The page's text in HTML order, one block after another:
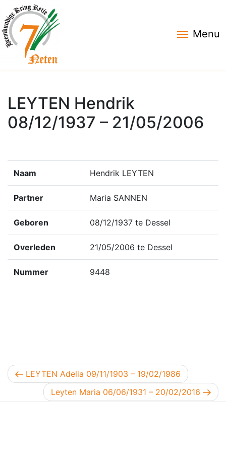
Menu
LEYTEN Hendrik
08/12/1937 – 21/05/2006
Naam Hendrik LEYTEN
Partner Maria SANNEN
Geboren 08/12/1937 te Dessel
Overleden 21/05/2006 te Dessel
Nummer 9448
Berichtnavigatie
Vorig bericht
LEYTEN Adelia 09/11/1903 – 19/02/1986
Volgend bericht
Leyten Maria 06/06/1931 – 20/02/2016